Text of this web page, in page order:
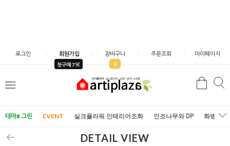
로그인 회원가입
첫구매 7
장바구니
0
주문조회 마이페이지
메
검
테마# 그린 EVENT 실크플라워 인테리어조화 인조나무와 DP 화병/화
DETAIL VIEW